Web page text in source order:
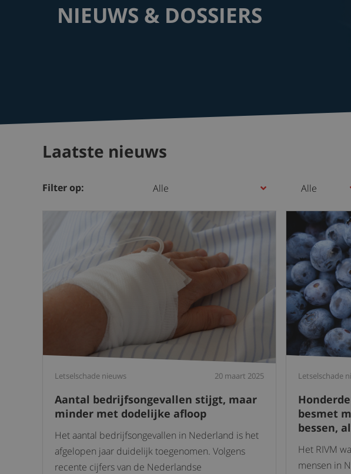
NIEUWS & DOSSIERS
Laatste nieuws
Filter op:
Letselschade nieuws 20 maart 2025
Aantal bedrijfsongevallen stijgt, maar
minder met dodelijke afloop
Het aantal bedrijfsongevallen in Nederland is het
afgelopen jaar duidelijk toegenomen. Volgens
recente cijfers van de Nederlandse
Letselschade
besmet
bessen,
Het RIVM
mensen in